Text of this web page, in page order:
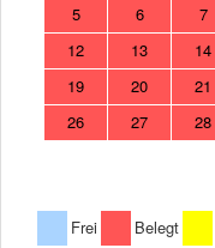
5
6 7
12
13 14
19
20 21
26
27 28
Frei Belegt